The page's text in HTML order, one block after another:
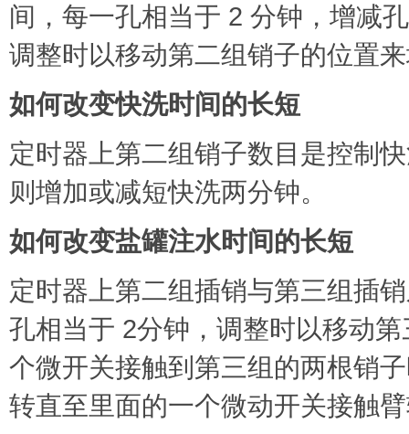
间，每一孔相当于 2 分钟，增减
调整时以移动第二组销子的位置
如何改变快洗时间的长短
定时器上第二组销子数目是控制
则增加或减短快洗两分钟。
如何改变盐罐注水时间的长短
定时器上第二组插销与第三组插
孔相当于 2分钟，调整时以移动
个微开关接触到第三组的两根销
转直至里面的一个微动开关接触